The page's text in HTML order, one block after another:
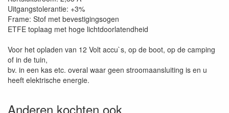
Uitgangstolerantie: +3%
Frame: Stof met bevestigingsogen
ETFE toplaag met hoge lichtdoorlatendheid
Voor het opladen van 12 Volt accu`s, op de boot, op de camping
of in de tuin,
bv. in een kas etc. overal waar geen stroomaansluiting is en u
heeft elektrische energie.
Anderen kochten ook